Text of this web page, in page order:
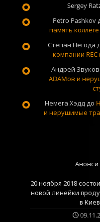
Sergey
Petro Pashkov
память
Степан Негода
компании
Андрей
ADAMов и
Немега Хэдддо
и нерушимые
Анонси
20 ноября 2018
новой линейки
в